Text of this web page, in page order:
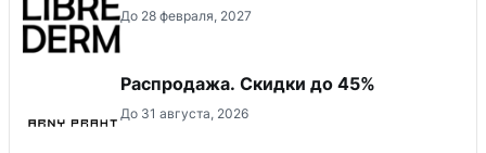
До 28 февраля, 2027
Распродажа. Скидки до 45%
До 31 августа, 2026